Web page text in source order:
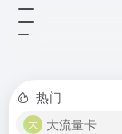
热门
大流量卡